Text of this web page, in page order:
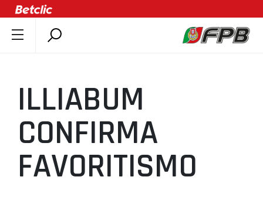
ÚLTIMAS
COMPETIÇÕES
ASSOCIAÇÕES
CLUBES
AGENTES
ILLIABUM
CONFIRMA
FAVORITISMO